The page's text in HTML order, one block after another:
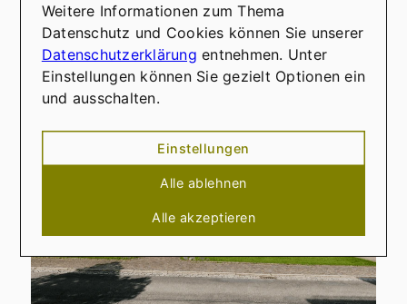
Alle ansehen
Weitere Informationen zum Thema
Datenschutz und Cookies können Sie unserer
Datenschutzerklärung entnehmen. Unter
Einstellungen können Sie gezielt Optionen ein
und ausschalten.
Einstellungen
Alle ablehnen
Alle akzeptieren